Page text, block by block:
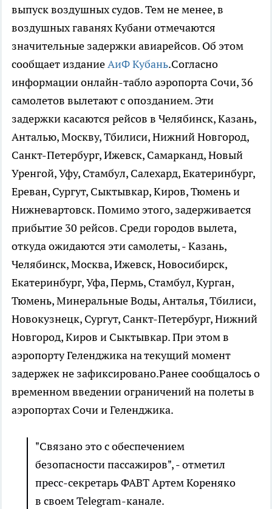
выпуск воздушных судов. Тем не менее, в
воздушных гаванях Кубани отмечаются
значительные задержки авиарейсов. Об этом
сообщает изданиеАиФ Кубань.Согласно
информации онлайн-табло аэропорта Сочи, 36
самолетов вылетают с опозданием. Эти
задержки касаются рейсов в Челябинск, Казань,
Анталью, Москву, Тбилиси, Нижний Новгород,
Санкт-Петербург, Ижевск, Самарканд, Новый
Уренгой, Уфу, Стамбул, Салехард, Екатеринбург,
Ереван, Сургут, Сыктывкар, Киров, Тюмень и
Нижневартовск. Помимо этого, задерживается
прибытие 30 рейсов. Среди городов вылета,
откуда ожидаются эти самолеты, - Казань,
Челябинск, Москва, Ижевск, Новосибирск,
Екатеринбург, Уфа, Пермь, Стамбул, Курган,
Тюмень, Минеральные Воды, Анталья, Тбилиси,
Новокузнецк, Сургут, Санкт-Петербург, Нижний
Новгород, Киров и Сыктывкар. При этом в
аэропорту Геленджика на текущий момент
задержек не зафиксировано.Ранее сообщалось о
временном введении ограничений на полеты в
аэропортах Сочи и Геленджика.
"Связано это с обеспечением
безопасности пассажиров", - отметил
пресс-секретарь ФАВТ Артем Кореняко
в своем Telegram-канале.